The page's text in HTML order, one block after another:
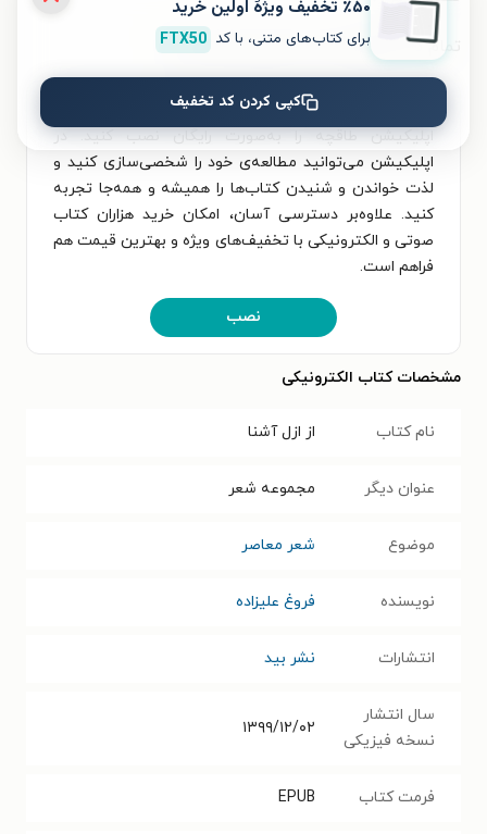
تمام تو می‌شود کتاب مقدس شعر من !!!
برای تجربه‌ای بهتر در دانلود کتاب از ازل آشنا و خواندن آن،
اپلیکیشن طاقچه را به‌صورت رایگان نصب کنید. در
اپلیکیشن می‌توانید مطالعه‌ی خود را شخصی‌سازی کنید و
لذت خواندن و شنیدن کتاب‌ها را همیشه و همه‌جا تجربه
کنید. علاوه‌بر دسترسی آسان، امکان خرید هزاران کتاب
صوتی و الکترونیکی با تخفیف‌های ویژه و بهترین قیمت هم
فراهم است.
نصب
مشخصات کتاب الکترونیکی
نام کتاب از ازل آشنا
عنوان دیگر مجموعه شعر
موضوع شعر معاصر
نویسنده فروغ علیزاده
انتشارات نشر بید
سال انتشار
نسخه فیزیکی
۱۳۹۹/۱۲/۰۲
فرمت کتاب EPUB
٪۵۰ تخفیف ویژۀ اولین خرید
برای کتاب‌های متنی، با کد FTX50
کپی کردن کد تخفیف